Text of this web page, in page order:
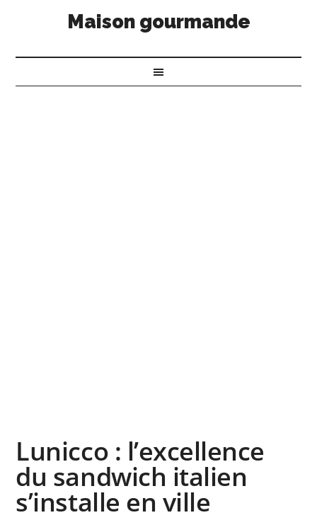
Maison gourmande
Lunicco : l’excellence
du sandwich italien
s’installe en ville